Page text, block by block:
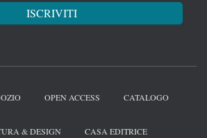
OPEN ACCESS CATALOGO
& DESIGN CASA EDITRICE